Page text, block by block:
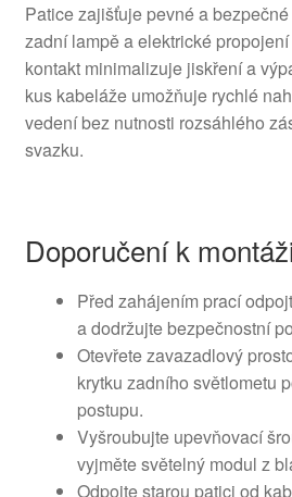
Patice zajišťuje pevné a
zadní lampě a elektrické
kontakt minimalizuje jiskření a
kus kabeláže umožňuje rychlé
vedení bez nutnosti rozsáhlého
svazku.
Doporučení k
Před zahájením prací
a dodržujte bezpečnostní
Otevřete zavazadlový
krytku zadního světlometu
postupu.
Vyšroubujte upevňovací
vyjměte světelný modul z
Odpojte starou patici od